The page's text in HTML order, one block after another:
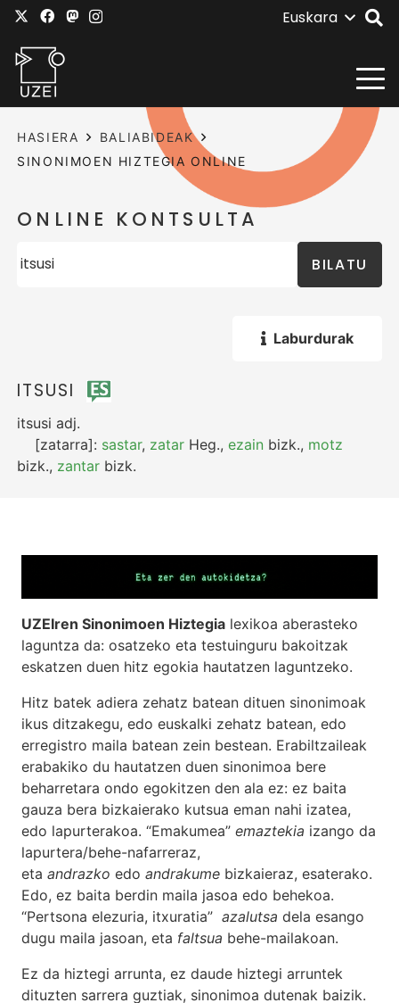
Euskara
HASIERA
BALIABIDEAK
SINONIMOEN HIZTEGIA ONLINE
ONLINE KONTSULTA
BILATU
Laburdurak
ITSUSI
itsusi adj.
[zatarra]: sastar, zatar Heg.,ezain bizk., motz
bizk., zantar bizk.
UZEIren Sinonimoen Hiztegia lexikoa aberasteko
laguntza da: osatzeko eta testuinguru bakoitzak
eskatzen duen hitz egokia hautatzen laguntzeko.
Hitz batek adiera zehatz batean dituen sinonimoak
ikus ditzakegu, edo euskalki zehatz batean, edo
erregistro maila batean zein bestean. Erabiltzaileak
erabakiko du hautatzen duen sinonimoa bere
beharretara ondo egokitzen den ala ez: ez baita
gauza bera bizkaierako kutsua eman nahi izatea,
edo lapurterakoa. “Emakumea” emaztekia izango da
lapurtera/behe-nafarreraz,
eta andrazko edo andrakume bizkaieraz, esaterako.
Edo, ez baita berdin maila jasoa edo behekoa.
“Pertsona elezuria, itxuratia” azalutsa dela esango
dugu maila jasoan, eta faltsua behe-mailakoan.
Ez da hiztegi arrunta, ez daude hiztegi arruntek
dituzten sarrera guztiak, sinonimoa dutenak baizik.